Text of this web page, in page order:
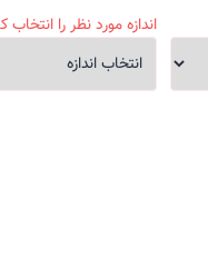
اندازه مورد نظر را انتخاب